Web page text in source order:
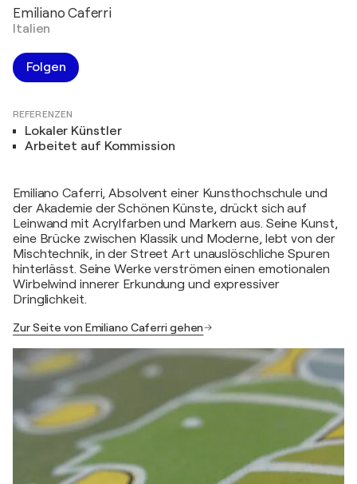
Emiliano Caferri
Italien
Folgen
REFERENZEN
Lokaler Künstler
Arbeitet auf Kommission
Emiliano Caferri, Absolvent einer Kunsthochschule und
der Akademie der Schönen Künste, drückt sich auf
Leinwand mit Acrylfarben und Markern aus. Seine Kunst,
eine Brücke zwischen Klassik und Moderne, lebt von der
Mischtechnik, in der Street Art unauslöschliche Spuren
hinterlässt. Seine Werke verströmen einen emotionalen
Wirbelwind innerer Erkundung und expressiver
Dringlichkeit.
Zur Seite von Emiliano Caferri gehen